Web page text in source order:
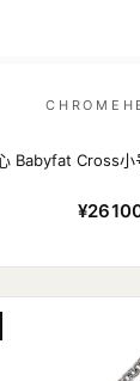
Babyfat Cross小